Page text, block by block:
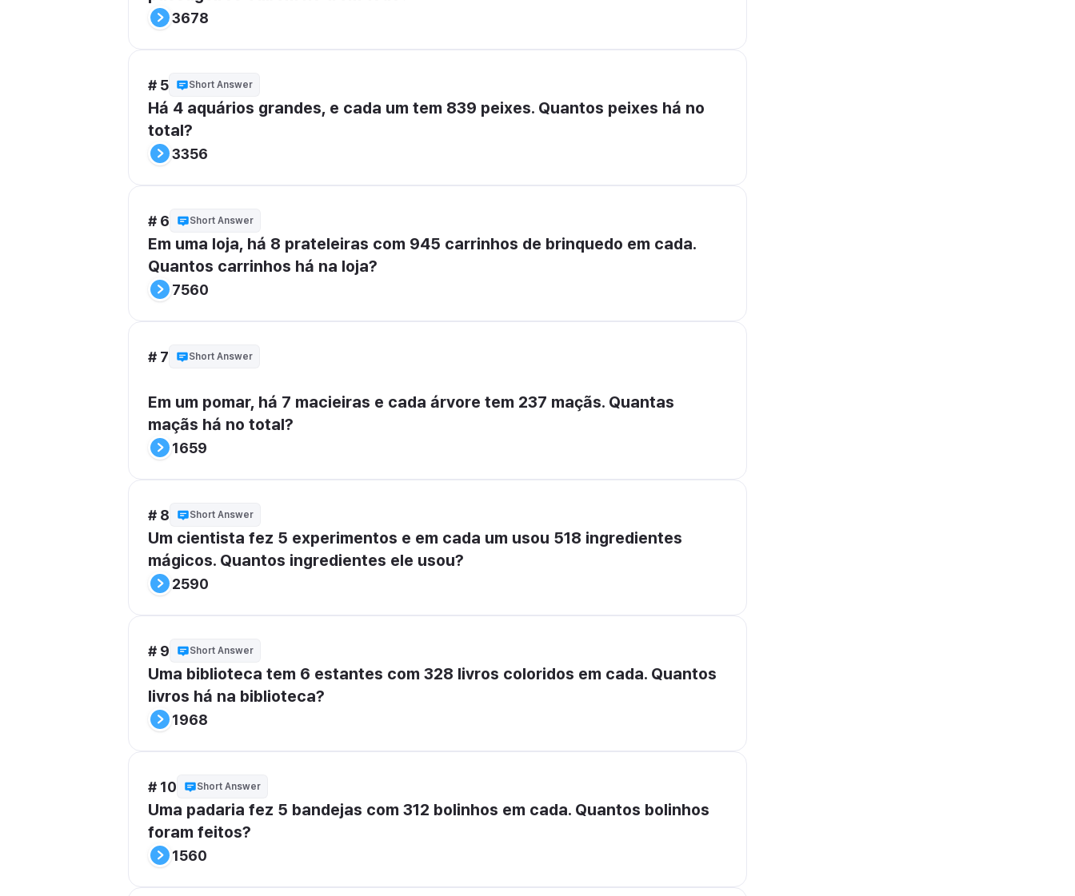
3678
# 5 Short Answer
Há 4 aquários grandes, e cada um tem 839 peixes. Quantos peixes há no
total?
3356
# 6 Short Answer
Em uma loja, há 8 prateleiras com 945 carrinhos de brinquedo em cada.
Quantos carrinhos há na loja?
7560
# 7 Short Answer
Em um pomar, há 7 macieiras e cada árvore tem 237 maçãs. Quantas
maçãs há no total?
1659
# 8 Short Answer
Um cientista fez 5 experimentos e em cada um usou 518 ingredientes
mágicos. Quantos ingredientes ele usou?
2590
# 9 Short Answer
Uma biblioteca tem 6 estantes com 328 livros coloridos em cada. Quantos
livros há na biblioteca?
1968
# 10 Short Answer
Uma padaria fez 5 bandejas com 312 bolinhos em cada. Quantos bolinhos
foram feitos?
1560